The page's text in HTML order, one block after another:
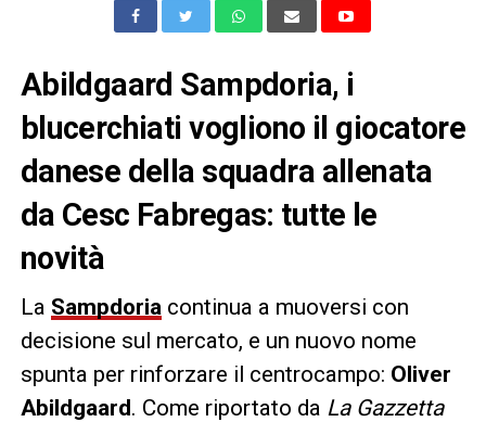
Abildgaard Sampdoria, i
blucerchiati vogliono il giocatore
danese della squadra allenata
da Cesc Fabregas: tutte le
novità
La Sampdoriacontinua a muoversi con
decisione sul mercato, e un nuovo nome
spunta per rinforzare il centrocampo: Oliver
Abildgaard. Come riportato da La Gazzetta